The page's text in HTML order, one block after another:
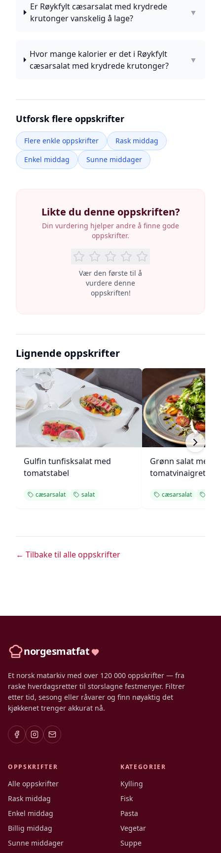
Er Røykfylt cæsarsalat med krydrede
krutonger vanskelig å lage?
▼
Hvor mange kalorier er det i Røykfylt
cæsarsalat med krydrede krutonger?
▼
Utforsk flere oppskrifter
Flere enkle oppskrifter
Rask middag
Enkel middag
Sunne middager
Likte du denne oppskriften?
Din vurdering hjelper andre å finne gode
oppskrifter.
Vær den første til å
vurdere denne
oppskriften!
Lignende oppskrifter
Gulfin tunfisksalat med
tomatstabel
cæsarsalat salat
Grønn salat med
tomatvinaigrette
cæsarsalat
← Tilbake til alle oppskrifter
norgesmatfat
Et norsk matarkiv med over 120 000 oppskrifter — fra
raske hverdagsretter til storslagne festmenyer. Filtrer
etter tid, sesong eller råvarer og finn nøyaktig det
kjøkkenet trenger akkurat nå.
OPPSKRIFTER
Alle oppskrifter
Rask middag
Enkel middag
Billig middag
Sunne middager
KATEGORIER
Kylling
Fisk
Pasta
Vegetar
Suppe